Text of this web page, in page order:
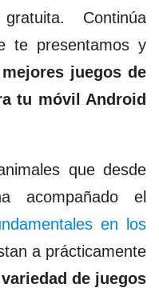
Continúa
te presentamos y
juegos de
tu móvil Android
que desde
acompañado el
en los
a prácticamente
variedad de juegos